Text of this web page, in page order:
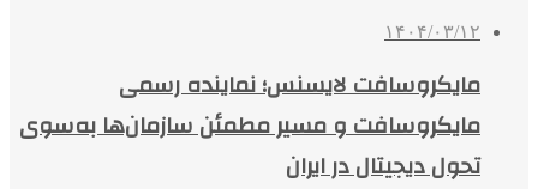
۱۴۰۴/۰۳/۱۲
مایکروسافت لایسنس؛ نماینده رسمی
مایکروسافت و مسیر مطمئن سازمان‌ها به‌سوی
تحول دیجیتال در ایران